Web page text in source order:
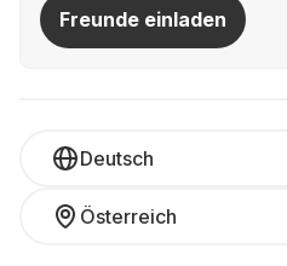
Freunde einladen
Deutsch
Österreich